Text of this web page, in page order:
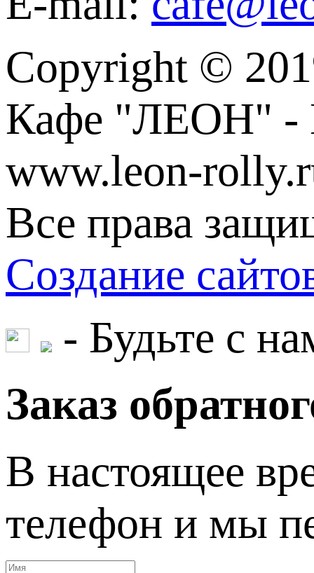
Copyright ©
Кафе "ЛЕОН" -
www.leon-
Все права
Создание
- Будьте с
Заказ
В настоящее
телефон и мы